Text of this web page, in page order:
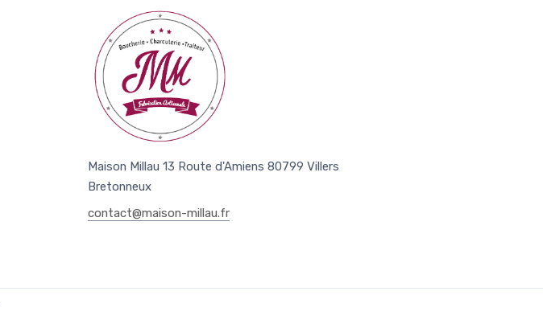
Maison Millau 13 Route d'Amiens 80799 Villers
Bretonneux
contact@maison-millau.fr